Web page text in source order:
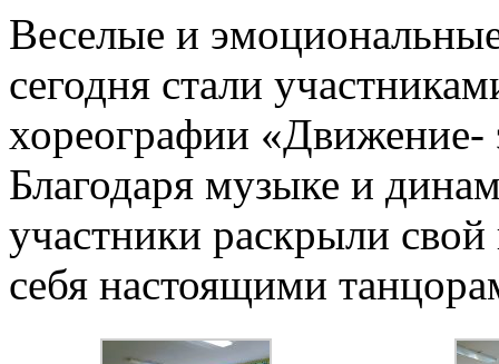
Веселые и
сегодня стали
хореографии «Движение-
Благодаря музыке и
участники раскрыли
себя настоящими